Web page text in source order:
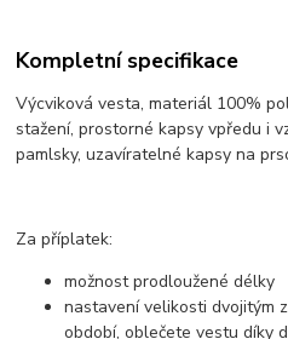
Kompletní specifikace
Výcviková vesta, materiál 100%
stažení, prostorné kapsy vpředu i
pamlsky, uzavíratelné kapsy na
Za příplatek:
možnost prodloužené délky
nastavení velikosti dvojitým
období, oblečete vestu díky